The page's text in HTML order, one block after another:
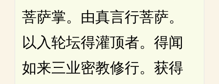
菩萨掌。由真言行菩萨。
以入轮坛得灌顶者。得闻
如来三业密教修行。获得